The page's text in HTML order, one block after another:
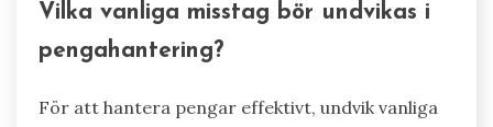
Vilka vanliga misstag bör undvikas i
pengahantering?
För att hantera pengar effektivt, undvik vanliga